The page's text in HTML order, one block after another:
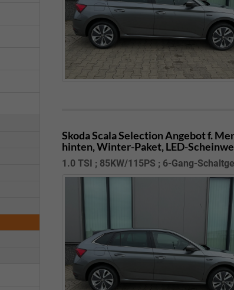
Skoda ScalaSelection Angebot f.
hinten, Winter-Paket, LED-
1.0 TSI ; 85KW/115PS ; 6-Gang-